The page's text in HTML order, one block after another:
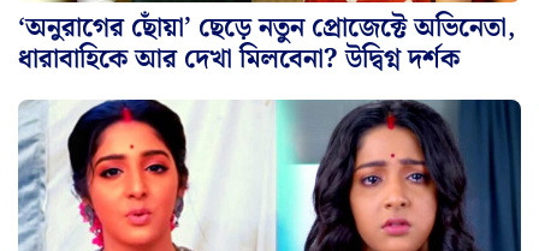
‘অনুরাগের ছোঁয়া’ ছেড়ে নতুন প্রোজেক্টে অভিনেতা,
ধারাবাহিকে আর দেখা মিলবেনা? উদ্বিগ্ন দর্শক